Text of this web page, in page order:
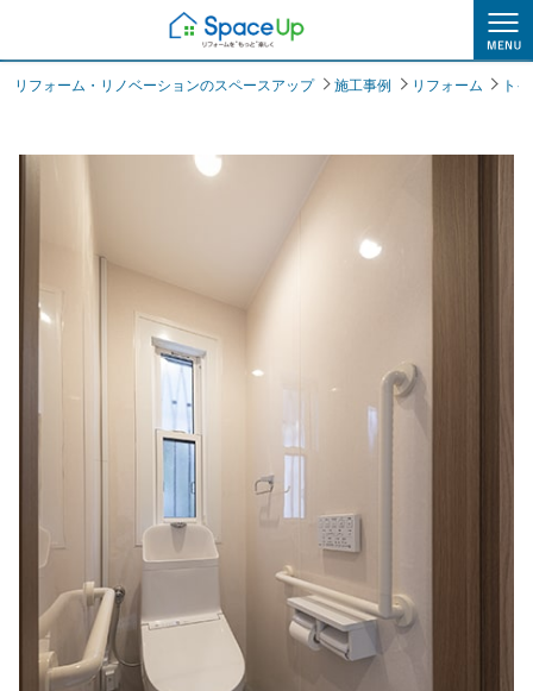
施工事例
リフォーム・リノベーションのスペースアップ 施工事例 リフォーム ト